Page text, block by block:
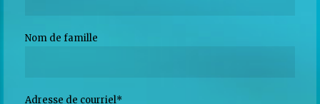
Nom de famille
Adresse de courriel*